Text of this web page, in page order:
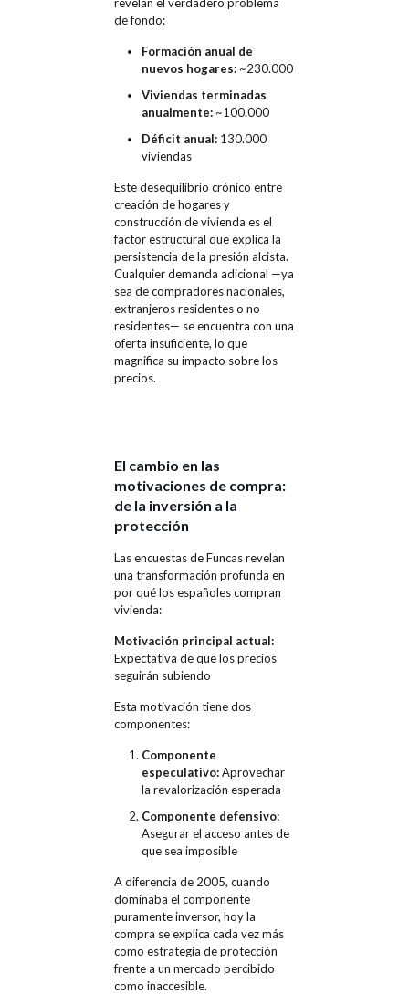
de fondo:
Formación anual de
nuevos hogares:~230.000
Viviendas terminadas
anualmente:~100.000
Déficit anual:130.000
viviendas
Este desequilibrio crónico entre
creación de hogares y
construcción de vivienda es el
factor estructural que explica la
persistencia de la presión alcista.
Cualquier demanda adicional —ya
sea de compradores nacionales,
extranjeros residentes o no
residentes— se encuentra con una
oferta insuficiente, lo que
magnifica su impacto sobre los
precios.
El cambio en las
motivaciones de compra:
de la inversión a la
protección
Las encuestas de Funcas revelan
una transformación profunda en
por qué los españoles compran
vivienda:
Motivación principal actual:
Expectativa de que los precios
seguirán subiendo
Esta motivación tiene dos
componentes:
Componente
especulativo:Aprovechar
la revalorización esperada
Componente defensivo:
Asegurar el acceso antes de
que sea imposible
A diferencia de 2005, cuando
dominaba el componente
puramente inversor, hoy la
compra se explica cada vez más
como estrategia de protección
frente a un mercado percibido
como inaccesible.